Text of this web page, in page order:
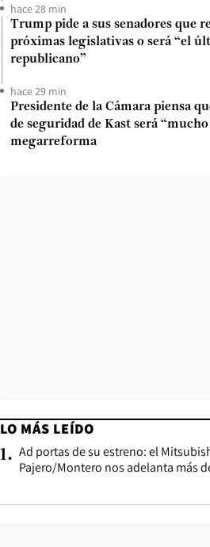
hace 28 min
Trump pide a sus senadores que
próximas legislativas o será “el
republicano”
hace 29 min
Presidente de la Cámara piensa
de seguridad de Kast será
megarreforma
LO MÁS LEÍDO
1. Ad portas de su estreno: el
Pajero/Montero nos adelanta más